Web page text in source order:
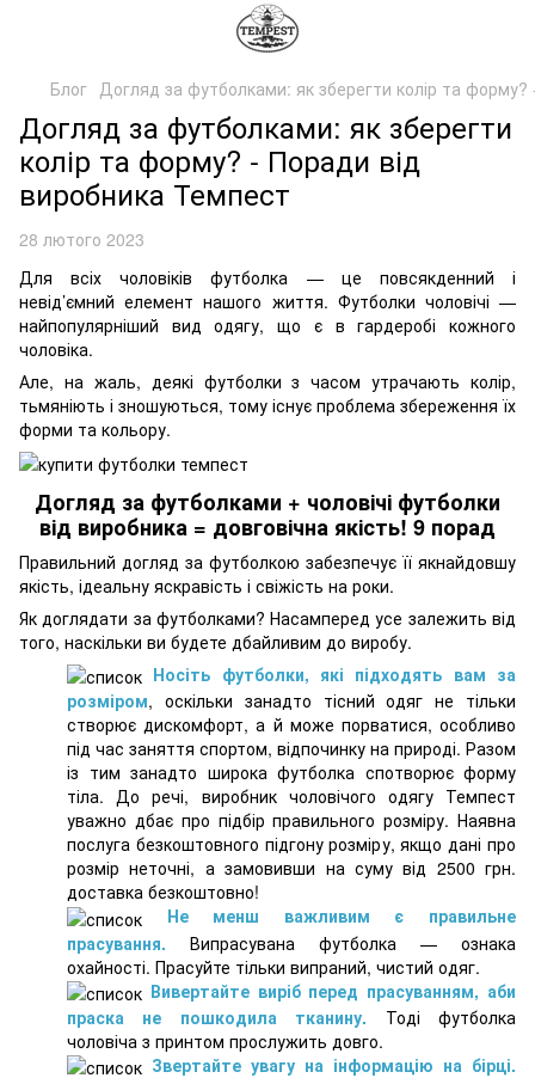
Блог Догляд за футболками: як зберегти колір та
Догляд за футболками: як зберегти
колір та форму? - Поради від
виробника Темпест
28 лютого 2023
Для всіх чоловіків футболка — це повсякденний і
невід’ємний елемент нашого життя. Футболки чоловічі —
найпопулярніший вид одягу, що є в гардеробі кожного
чоловіка.
Але, на жаль, деякі футболки з часом утрачають колір,
тьмяніють і зношуються, тому існує проблема збереження їх
форми та кольору.
Догляд за футболками + чоловічі футболки
від виробника = довговічна якість! 9 порад
Правильний догляд за футболкою забезпечує її якнайдовшу
якість, ідеальну яскравість і свіжість на роки.
Як доглядати за футболками? Насамперед усе залежить від
того, наскільки ви будете дбайливим до виробу.
Носіть футболки, які підходять вам за
розміром, оскільки занадто тісний одяг не тільки
створює дискомфорт, а й може порватися, особливо
під час заняття спортом, відпочинку на природі. Разом
із тим занадто широка футболка спотворює форму
тіла. До речі, виробник чоловічого одягу Темпест
уважно дбає про підбір правильного розміру. Наявна
послуга безкоштовного підгону розміру, якщо дані про
розмір неточні, а замовивши на суму від 2500 грн.
доставка безкоштовно!
Не менш важливим є правильне
прасування. Випрасувана футболка — ознака
охайності. Прасуйте тільки випраний, чистий одяг.
Вивертайте виріб перед прасуванням, аби
праска не пошкодила тканину. Тоді футболка
чоловіча з принтом прослужить довго.
Звертайте увагу на інформацію на бірці.